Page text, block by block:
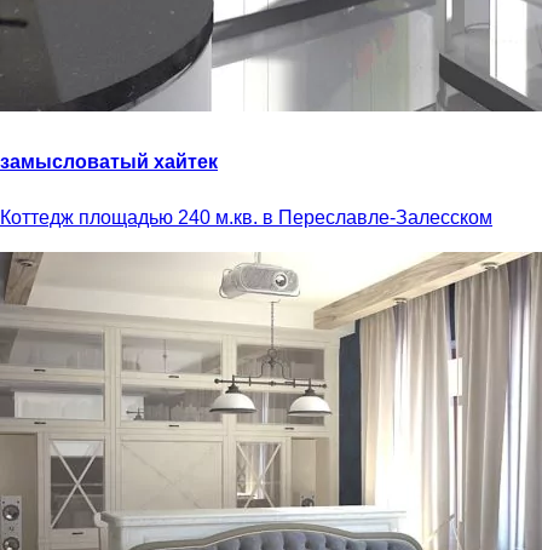
замысловатый хайтек
Коттедж площадью 240 м.кв. в Переславле-Залесском